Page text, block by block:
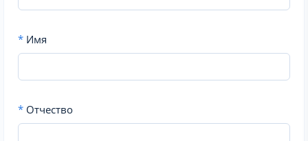
* Имя
* Отчество